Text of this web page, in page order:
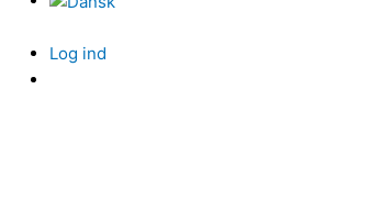
Log ind